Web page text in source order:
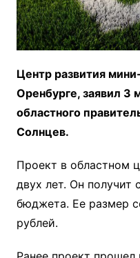
Центр развития
Оренбурге, заявил 3
областного
Солнцев.
Проект в областном
двух лет. Он получит
бюджета. Ее размер
рублей.